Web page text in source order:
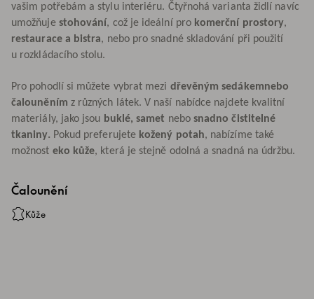
vašim potřebám a stylu interiéru. Čtyřnohá varianta židlí navíc
umožňuje stohování, což je ideální pro komerční prostory,
restaurace a bistra, nebo pro snadné skladování při použití
u rozkládacího stolu.
Pro pohodlí si můžete vybrat mezi dřevěným sedákemnebo
čalouněním z různých látek. V naší nabídce najdete kvalitní
materiály, jako jsou buklé, samet nebo snadno čistitelné
tkaniny. Pokud preferujete kožený potah, nabízíme také
možnost eko kůže, která je stejně odolná a snadná na údržbu.
Čalounění
Kůže